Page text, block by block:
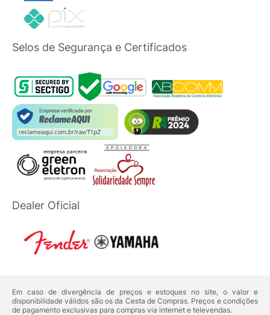
Selos de Segurança e Certificados
Dealer Oficial
Em caso de divergência de preços e estoques no site, o valor e
disponibilidade válidos são os da Cesta de Compras. Preços e condições
de pagamento exclusivas para compras via internet e televendas.